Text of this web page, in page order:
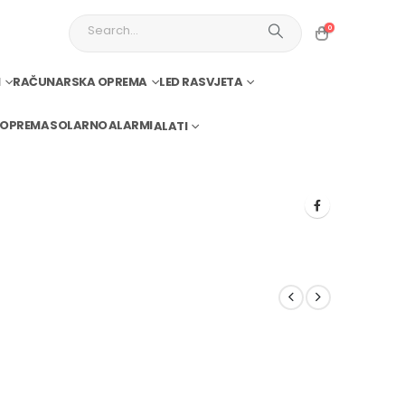
0
RAČUNARSKA OPREMA LED RASVJETA
SOLARNOALARMIALATI